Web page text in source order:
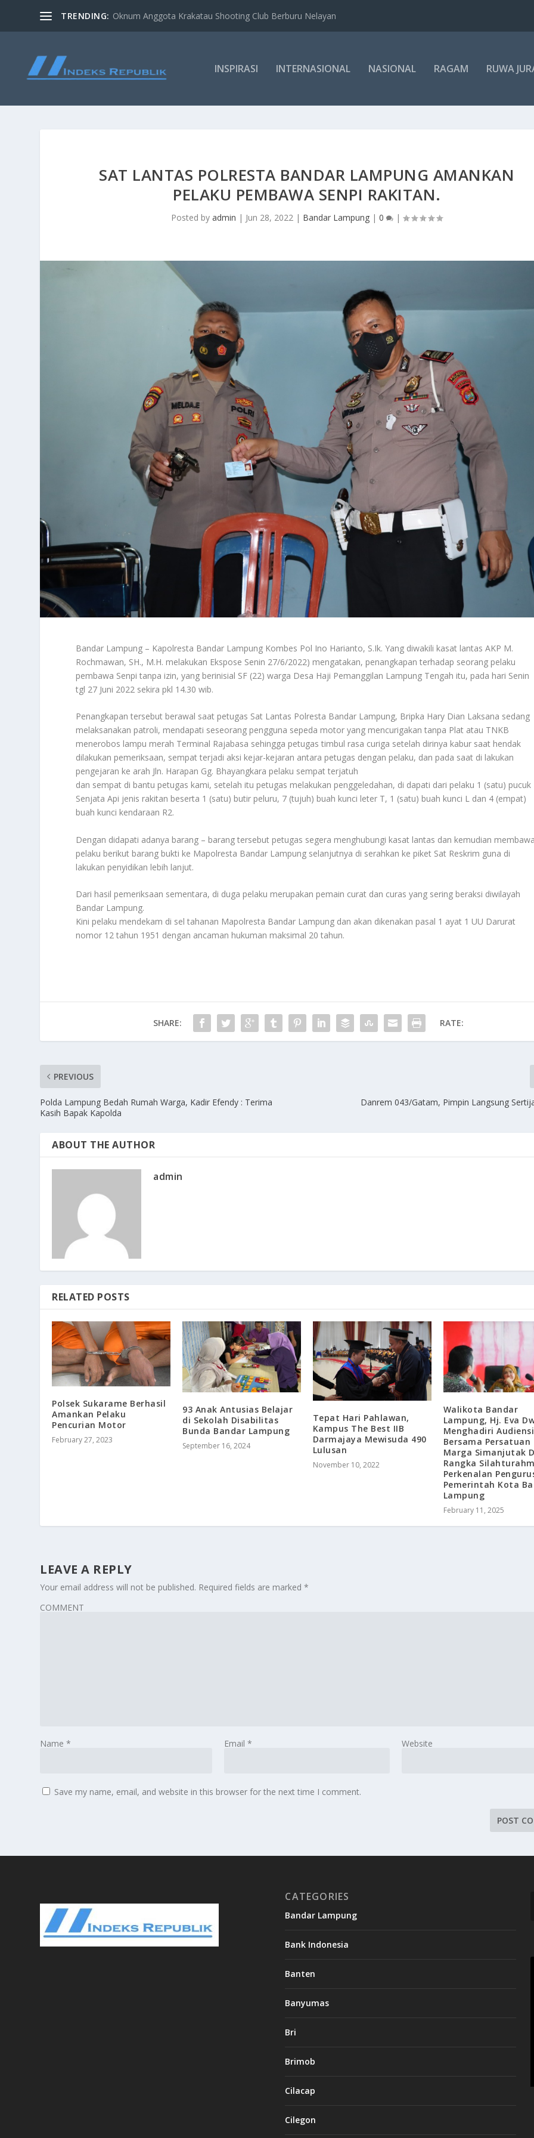
TRENDING: Oknum Anggota Krakatau Shooting Club Berburu Nelayan
INSPIRASI INTERNASIONAL NASIONAL RAGAM RUWA
SAT LANTAS POLRESTA BANDAR LAMPUNG AMANKAN
PELAKU PEMBAWA SENPI RAKITAN.
Posted byadmin | Jun 28, 2022 | Bandar Lampung |0 |
Bandar Lampung – Kapolresta Bandar Lampung Kombes Pol Ino Harianto, S.Ik. Yang diwakili kasat lantas AKP M.
Rochmawan, SH., M.H. melakukan Ekspose Senin 27/6/2022) mengatakan, penangkapan terhadap seorang pelaku
pembawa Senpi tanpa izin, yang berinisial SF (22) warga Desa Haji Pemanggilan Lampung Tengah itu, pada hari Senin
tgl 27 Juni 2022 sekira pkl 14.30 wib.
Penangkapan tersebut berawal saat petugas Sat Lantas Polresta Bandar Lampung, Bripka Hary Dian Laksana sedang
melaksanakan patroli, mendapati seseorang pengguna sepeda motor yang mencurigakan tanpa Plat atau TNKB
menerobos lampu merah Terminal Rajabasa sehingga petugas timbul rasa curiga setelah dirinya kabur saat hendak
dilakukan pemeriksaan, sempat terjadi aksi kejar-kejaran antara petugas dengan pelaku, dan pada saat di lakukan
pengejaran ke arah Jln. Harapan Gg. Bhayangkara pelaku sempat terjatuh
dan sempat di bantu petugas kami, setelah itu petugas melakukan penggeledahan, di dapati dari pelaku 1 (satu) pucuk
Senjata Api jenis rakitan beserta 1 (satu) butir peluru, 7 (tujuh) buah kunci leter T, 1 (satu) buah kunci L dan 4 (empat)
buah kunci kendaraan R2.
Dengan didapati adanya barang – barang tersebut petugas segera menghubungi kasat lantas dan kemudian
pelaku berikut barang bukti ke Mapolresta Bandar Lampung selanjutnya di serahkan ke piket Sat Reskrim guna di
lakukan penyidikan lebih lanjut.
Dari hasil pemeriksaan sementara, di duga pelaku merupakan pemain curat dan curas yang sering beraksi diwilayah
Bandar Lampung.
Kini pelaku mendekam di sel tahanan Mapolresta Bandar Lampung dan akan dikenakan pasal 1 ayat 1 UU Darurat
nomor 12 tahun 1951 dengan ancaman hukuman maksimal 20 tahun.
SHARE: RATE:
PREVIOUS
Polda Lampung Bedah Rumah Warga, Kadir Efendy : Terima
Kasih Bapak Kapolda
Danrem 043/Gatam, Pimpin Langsung
ABOUT THE AUTHOR
admin
RELATED POSTS
Polsek Sukarame Berhasil
Amankan Pelaku
Pencurian Motor
February 27, 2023
93 Anak Antusias Belajar
di Sekolah Disabilitas
Bunda Bandar Lampung
September 16, 2024
Tepat Hari Pahlawan,
Kampus The Best IIB
Darmajaya Mewisuda 490
Lulusan
November 10, 2022
Walikota Bandar
Lampung, Hj. Eva
Menghadiri Audiensi
Bersama Persatuan
Marga Simanjutak
Rangka
Perkenalan
Pemerintah Kota
Lampung
February 11, 2025
LEAVE A REPLY
Your email address will not be published. Required fields are marked*
COMMENT
Name* Email * Website
Save my name, email, and website in this browser for the next time I comment.
CATEGORIES
Bandar Lampung
Bank Indonesia
Banten
Banyumas
Bri
Brimob
Cilacap
Cilegon